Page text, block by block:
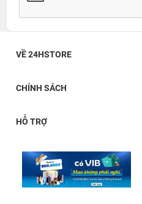
VỀ 24HSTORE
CHÍNH SÁCH
HỖ TRỢ